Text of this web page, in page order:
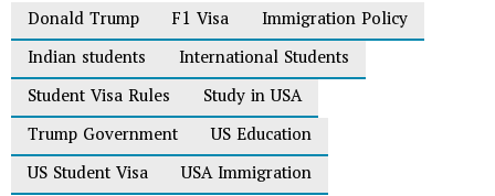
Donald Trump
F1 Visa
Immigration Policy
Indian students
International Students
Student Visa Rules
Study in USA
Trump Government
US Education
US Student Visa
USA Immigration